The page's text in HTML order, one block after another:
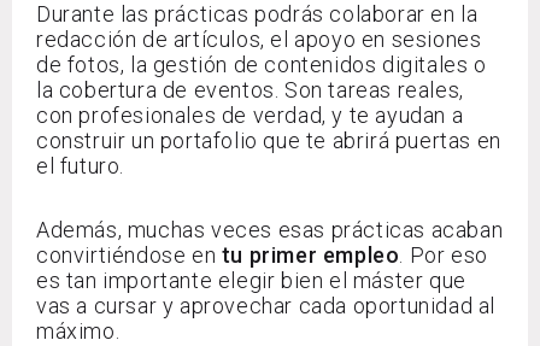
Durante las prácticas podrás colaborar en la
redacción de artículos, el apoyo en sesiones
de fotos, la gestión de contenidos digitales o
la cobertura de eventos. Son tareas reales,
con profesionales de verdad, y te ayudan a
construir un portafolio que te abrirá puertas en
el futuro.
Además, muchas veces esas prácticas acaban
convirtiéndose en tu primer empleo. Por eso
es tan importante elegir bien el máster que
vas a cursar y aprovechar cada oportunidad al
máximo.